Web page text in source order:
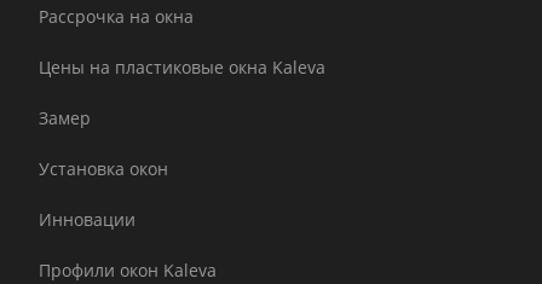
Рассрочка на окна
Цены на пластиковые окна Kaleva
Замер
Установка окон
Инновации
Профили окон Kaleva